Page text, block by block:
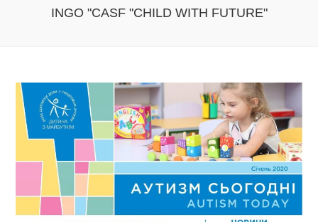
INGO "CASF "CHILD WITH FUTURE"